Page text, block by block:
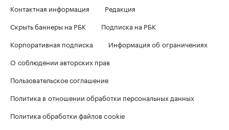
Контактная информация
Редакция
Скрыть баннеры на РБК
Подписка на РБК
Корпоративная подписка
Информация об ограничениях
О соблюдении авторских прав
Пользовательское соглашение
Политика в отношении обработки персональных данных
Политика обработки файлов cookie